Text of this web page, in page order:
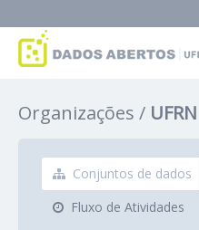
Grupos
Sobre
Organizações UFRN
Conjuntos de dados
Fluxo de Atividades